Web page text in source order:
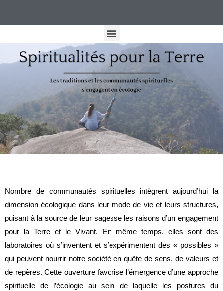
Nombre de communautés spirituelles intègrent aujourd’hui la
dimension écologique dans leur mode de vie et leurs structures,
puisant à la source de leur sagesse les raisons d’un engagement
pour la Terre et le Vivant. En même temps, elles sont des
laboratoires où s’inventent et s’expérimentent des « possibles »
qui peuvent nourrir notre société en quête de sens, de valeurs et
de repères. Cette ouverture favorise l’émergence d’une approche
spirituelle de l’écologie au sein de laquelle les postures du